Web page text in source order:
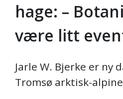
hage: –
være litt
Jarle W. Bjerke er ny
Tromsø arktisk-